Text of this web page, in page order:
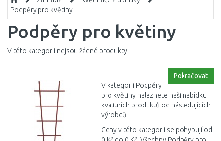
Podpěry pro květiny
Podpěry pro květiny
V této kategorii nejsou žádné produkty.
Pokračovat
V kategorii Podpěry
pro květiny naleznete naši nabídku
kvalitních produktů od následujících
výrobců: .
Ceny v této kategorii se pohybují od